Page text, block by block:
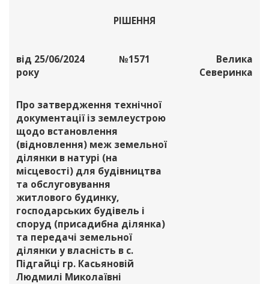
РІШЕННЯ
від 25/06/2024
року
№1571
Велика
Северинка
Про затвердження технічної
документації із землеустрою
щодо встановлення
(відновлення) меж земельної
ділянки в натурі (на
місцевості) для будівництва
та обслуговування
житлового будинку,
господарських будівель і
споруд (присадибна ділянка)
та передачі земельної
ділянки у власність в с.
Підгайці гр. Касьяновій
Людмилі Миколаївні